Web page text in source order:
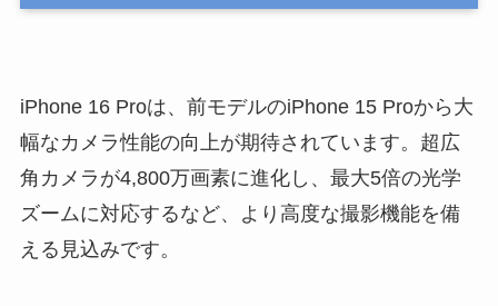
iPhone 16 Proは、前モデルのiPhone 15 Proから大
幅なカメラ性能の向上が期待されています。超広
角カメラが4,800万画素に進化し、最大5倍の光学
ズームに対応するなど、より高度な撮影機能を備
える見込みです。